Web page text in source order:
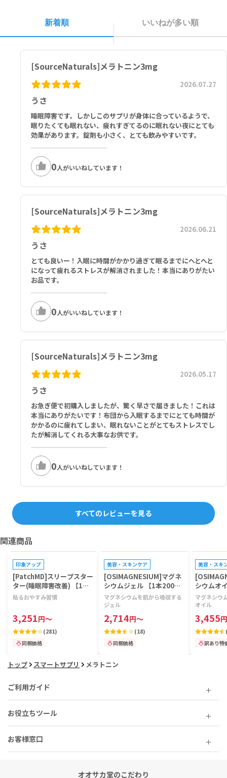
子供の手の届かないところに保管してください。
直射日光の当たらない涼しい場所に保管してください。
ー、ステアリン酸Ｍｇ、ステアリン酸
Serving Size 1 Tablet:
Vitamin B-6 (as Pyridoxine HCl) 1mg, Calcium (as Dibasic Calci
Other Ingredients: Dibasic Calcium Phosphate, Microcrystall
ine Cellulose, Stearic Acid, Magnesium Stearate, and Silica.
1回あたりの摂取量：1錠
ビタミンB6（ピリドキシン塩酸塩として）1mg、カルシウム（リン
酸水素カルシウムとして）28mg、メラトニン 3mg
その他の成分：リン酸水素カルシウム、結晶セルロース、ステアリン
酸、ステアリン酸マグネシウム、二酸化ケイ素
メラトニン(Meratonin)5mg
Serving Size 1 Tablet:
Vitamin B-6 (as Pyridoxine HCl) 1mg, Calcium (as Dibasic Calci
um Phosphate) 28mg, Melatonin 5mg
Other Ingredients: Dibasic Calcium Phosphate, Microcrystall
ine Cellulose, Stearic Acid, Magnesium Stearate, and Silica.
1タブレットあたり：
酸水素カルシウムとして） 28mg、メラトニン 5mg
その他の成分：リン酸水素カルシウム、結晶セルロース、ステアリン
酸、ステアリン酸マグネシウム、二酸化ケイ素
新着順 いいねが多い順
[SourceNaturals]メラトニン3mg
うさ
2026.07.27
睡眠障害です。しかしこのサプリが身体に合っているようで、
眠りたくても眠れない、疲れすぎてるのに眠れない夜にとても
効果があります。錠剤も小さく、とても飲みやすいです。
0人がいいねしています！
[SourceNaturals]メラトニン3mg
うさ
2026.06.21
とても良いー！入眠に時間がかかり過ぎて眠るまでにへとへと
になって疲れるストレスが解消されました！本当にありがたい
お品です。
0人がいいねしています！
[SourceNaturals]メラトニン3mg
うさ
2026.05.17
お急ぎ便で初購入しましたが、驚く早さで届きました！これは
本当にありがたいです！布団から入眠するまでにとても時間が
かかるのに疲れてしまい、眠れないことがとてもストレスでし
たが解消してくれる大事なお供です。
0人がいいねしています！
すべてのレビューを見る
関連商品
プレゼントキャンペーン対象
印象アップ
[PatchMD]スリープスター
ター(睡眠障害改善) 【1袋3
0パッチ】
貼るおやすみ習慣
3,251円～
(281)
同梱価格
美容・スキンケア
[OSIMAGNESIUM]マグネ
シウムジェル 【1本200m
l】
マグネシウムを肌から吸収する
ジェル
2,714円～
(18)
同梱価格
美容・スキ
シウムオ
l】
マグネシウ
オイル
3,455円
訳あり特
トップ スマートサプリ メラトニン
ご利用ガイド
お役立ちツール
お客様窓口
オオサカ堂のこだわり